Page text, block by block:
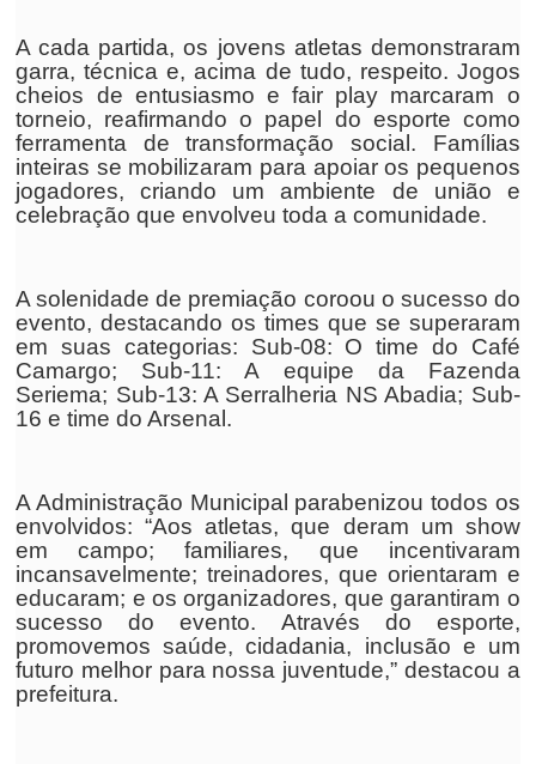
A cada partida, os jovens atletas demonstraram
garra, técnica e, acima de tudo, respeito. Jogos
cheios de entusiasmo e fair play marcaram o
torneio, reafirmando o papel do esporte como
ferramenta de transformação social. Famílias
inteiras se mobilizaram para apoiar os pequenos
jogadores, criando um ambiente de união e
celebração que envolveu toda a comunidade.
A solenidade de premiação coroou o sucesso do
evento, destacando os times que se superaram
em suas categorias: Sub-08: O time do Café
Camargo; Sub-11: A equipe da Fazenda
Seriema; Sub-13: A Serralheria NS Abadia; Sub-
16 e time do Arsenal.
A Administração Municipal parabenizou todos os
envolvidos: “Aos atletas, que deram um show
em campo; familiares, que incentivaram
incansavelmente; treinadores, que orientaram e
educaram; e os organizadores, que garantiram o
sucesso do evento. Através do esporte,
promovemos saúde, cidadania, inclusão e um
futuro melhor para nossa juventude,” destacou a
prefeitura.